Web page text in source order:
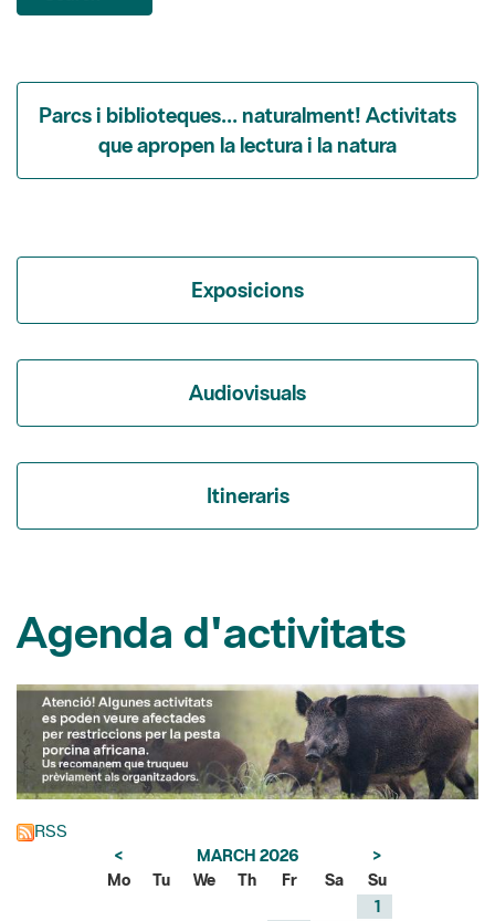
Parcs i biblioteques... naturalment! Activitats
que apropen la lectura i la natura
Exposicions
Audiovisuals
Itineraris
Agenda d'activitats
RSS
< MARCH 2026
>
Mo
Tu We Th Fr Sa
Su
1